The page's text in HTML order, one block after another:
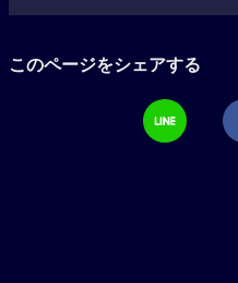
このページをシェアする